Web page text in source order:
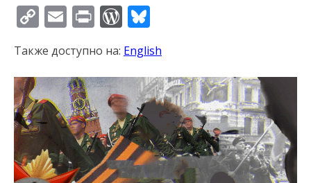
CopyEmailPrintWordPress
Также доступно на: English